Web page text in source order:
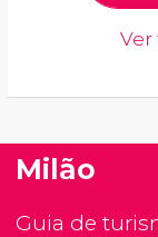
Ver
Milão
Guia de